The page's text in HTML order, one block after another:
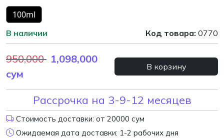
100ml
В наличии Код товара: 0770
950,000 1,098,000
сум
В корзину
Рассрочка на 3-9-12 месяцев
Стоимость доставки: от 20000 сум
Ожидаемая дата доставки: 1-2 рабочих дня